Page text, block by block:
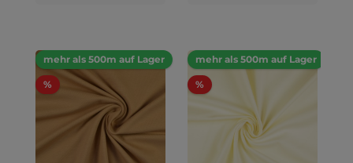
mehr als 500m auf Lager
%
mehr als 500m auf Lager
%